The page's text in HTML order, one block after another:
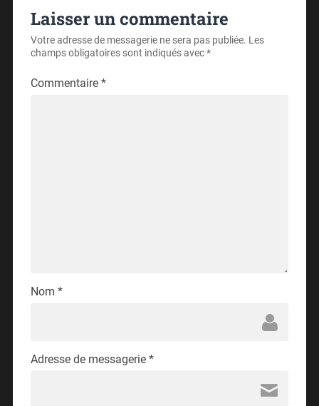
Laisser un commentaire
Votre adresse de messagerie ne sera pas publiée. Les
champs obligatoires sont indiqués avec*
Commentaire *
Nom *
Adresse de messagerie *